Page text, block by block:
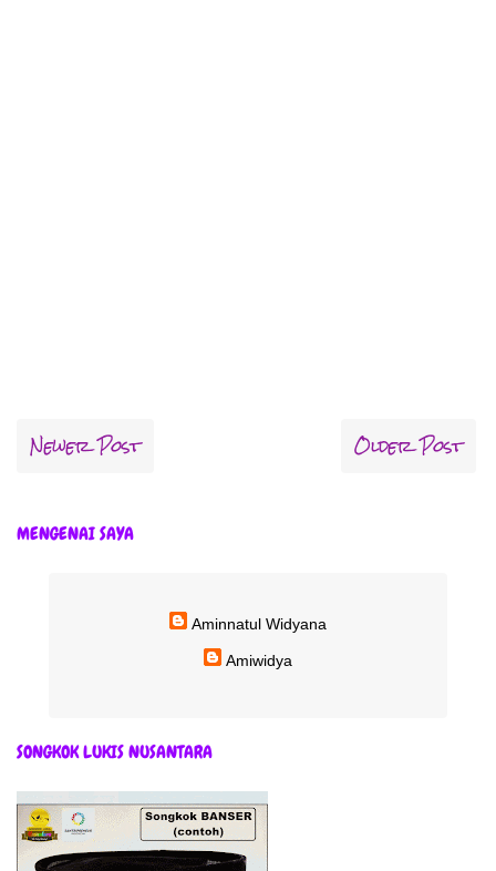
Newer Post Older Post
MENGENAI SAYA
Aminnatul Widyana
Amiwidya
SONGKOK LUKIS NUSANTARA